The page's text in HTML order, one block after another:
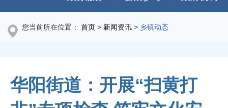
您当前所在位置： 首页 > 新闻资讯 > 乡镇动态
华阳街道：开展“扫黄打